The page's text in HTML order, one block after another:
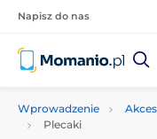
Napisz do nas
Wprowadzenie
Plecaki